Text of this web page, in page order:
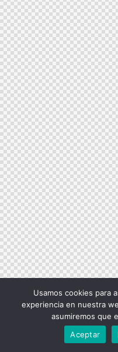
Usamos cookies para
experiencia en nuestra
asumiremos que
Aceptar